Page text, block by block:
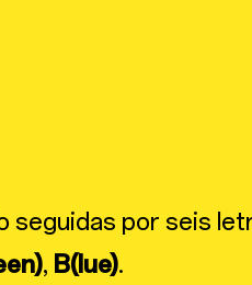
seguidas por seis
, B(lue).